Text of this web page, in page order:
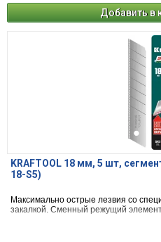
Добавить в
KRAFTOOL 18 мм, 5 шт,
18-S5)
Максимально острые лезвия со
закалкой. Сменный режущий